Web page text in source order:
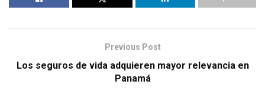
Previous Post
Los seguros de vida adquieren mayor relevancia en
Panamá